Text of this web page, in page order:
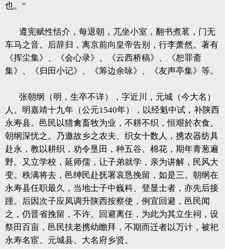
也。”
遵宪赋性恬介，每退朝，兀坐小室，翻书煮茗，门无
车马之音。后辞归，离京前向皇帝告别，行李萧然。著有
《挥尘集》、《会心录》、《云西桥稿》、《恕罪斋
集》、《归田小记》、《筹边余咏》、《友声亭集》等。
张朝纲（明，生卒不详），字近川，元城（今大名）
人。明嘉靖十九年（公元1540年），以经魁中试，补陕西
永寿县。邑民以猎禽畜牧为业，不耕不织，恒艰於衣食。
朝纲深忧之。乃邀故乡之农夫、织女十数人，携农器纺具
赴永，教以耕织，劝令垦田，种五谷、棉花，期年青葱遍
野。又立学校，延师儒，让子弟就学，亲为讲解，民风大
变。秩满将去，邑绅民赴抚署哀恳挽留，如是三。朝纲在
永寿县任职最久，当地士子中巍科、登显士者，亦先后接
踵。后因次子应凤调升陕西按察使，例宜回避，邑民闻
之，仍晋省挽留，不许。回避离任，为此为其立生祠，设
祭田百亩，邑民扶老携幼瞻拜，不期而迁者以万计，被祀
永寿名宦、元城县、大名府乡贤。